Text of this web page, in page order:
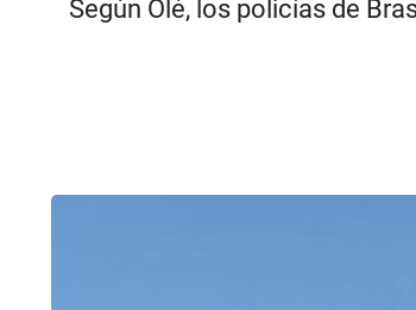
Según Olé, los policías de